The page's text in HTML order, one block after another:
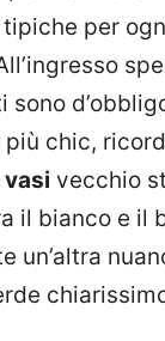
per
chic,
vasi vecchio
il bianco e il
un’altra